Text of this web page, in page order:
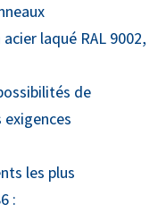
laqué RAL 9002,
de
les plus
: